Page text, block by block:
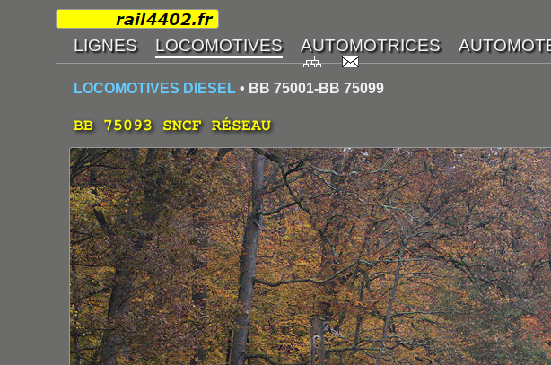
LOCOMOTIVES DIESEL • BB 75001-BB 75099
BB 75093 SNCF RÉSEAU